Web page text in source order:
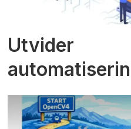
Utvider